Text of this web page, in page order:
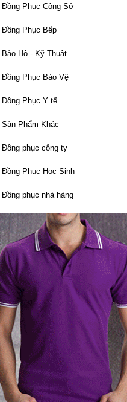
Đồng Phục Công Sở
Đồng Phục Bếp
Bảo Hộ - Kỹ Thuật
Đồng Phục Bảo Vệ
Đồng Phục Y tế
Sản Phẩm Khác
Đồng phục công ty
Đồng Phục Học Sinh
Đồng phục nhà hàng